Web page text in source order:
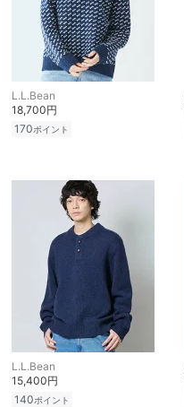
L.L.Bean
18,700円
170ポイント
L.L.Bean
15,400円
140ポイント